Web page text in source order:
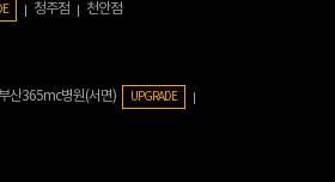
청주점 천안점
부산365mc병원(서면) UPGRADE